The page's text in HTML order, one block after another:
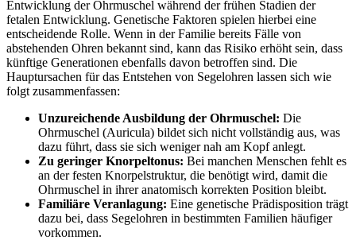
Entwicklung der Ohrmuschel während der frühen Stadien der
fetalen Entwicklung. Genetische Faktoren spielen hierbei eine
entscheidende Rolle. Wenn in der Familie bereits Fälle von
abstehenden Ohren bekannt sind, kann das Risiko erhöht sein, dass
künftige Generationen ebenfalls davon betroffen sind. Die
Hauptursachen für das Entstehen von Segelohren lassen sich wie
folgt zusammenfassen:
Unzureichende Ausbildung der Ohrmuschel: Die
Ohrmuschel (Auricula) bildet sich nicht vollständig aus, was
dazu führt, dass sie sich weniger nah am Kopf anlegt.
Zu geringer Knorpeltonus: Bei manchen Menschen fehlt es
an der festen Knorpelstruktur, die benötigt wird, damit die
Ohrmuschel in ihrer anatomisch korrekten Position bleibt.
Familiäre Veranlagung: Eine genetische Prädisposition trägt
dazu bei, dass Segelohren in bestimmten Familien häufiger
vorkommen.